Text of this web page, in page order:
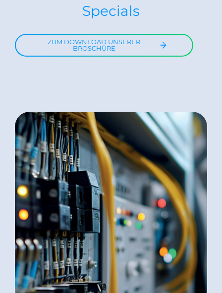
CABLE APP
INSIGHT
PRYSMIAN CLUB
GLOBAL WEBSITE
Specials
ZUM DOWNLOAD UNSERER
BROSCHÜRE